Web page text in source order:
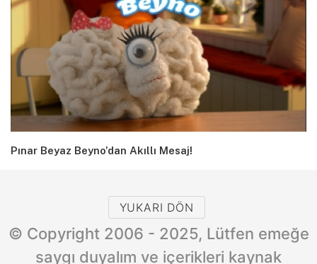
Pınar Beyaz Beyno’dan Akıllı Mesaj!
YUKARI DÖN
© Copyright 2006 - 2025, Lütfen emeğe
saygı duyalım ve içerikleri kaynak